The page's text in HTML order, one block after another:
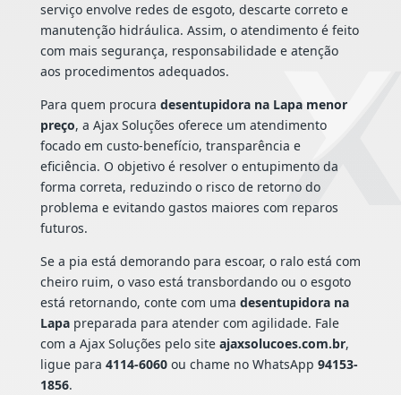
serviço envolve redes de esgoto, descarte correto e
manutenção hidráulica. Assim, o atendimento é feito
com mais segurança, responsabilidade e atenção
aos procedimentos adequados.
Para quem procura desentupidora na Lapa menor
preço, a Ajax Soluções oferece um atendimento
focado em custo-benefício, transparência e
eficiência. O objetivo é resolver o entupimento da
forma correta, reduzindo o risco de retorno do
problema e evitando gastos maiores com reparos
futuros.
Se a pia está demorando para escoar, o ralo está com
cheiro ruim, o vaso está transbordando ou o esgoto
está retornando, conte com uma desentupidora na
Lapapreparada para atender com agilidade. Fale
com a Ajax Soluções pelo site ajaxsolucoes.com.br,
ligue para 4114-6060ou chame no WhatsApp 94153-
1856.